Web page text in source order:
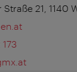
21, 1140